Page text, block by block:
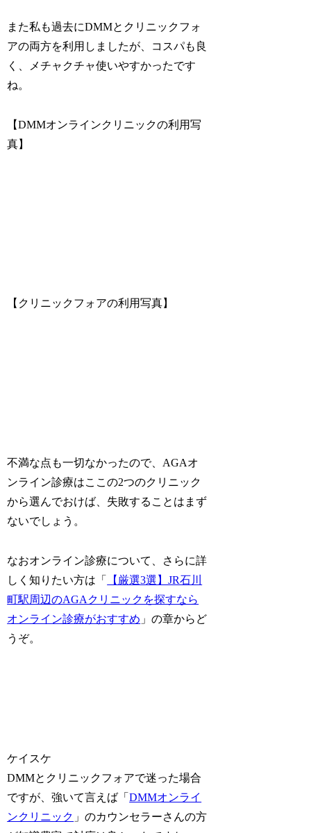
また私も過去にDMMとクリニックフォ
アの両方を利用しましたが、コスパも良
く、メチャクチャ使いやすかったです
ね。
【DMMオンラインクリニックの利用写
真】
【 クリニックフォアの利用写真】
不満な点も一切なかったので、AGAオ
ンライン診療はここの2つのクリニック
から選んでおけば、失敗することはまず
ないでしょう。
なおオンライン診療について、さらに詳
しく知りたい方は「
【厳選3選】JR石川
町駅周辺のAGAクリニックを探すなら
オンライン診療がおすすめ 」の章からど
うぞ。
ケイスケ
DMMとクリニックフォアで迷った場合
ですが、強いて言えば「DMMオンライ
ンクリニック 」のカウンセラーさんの方